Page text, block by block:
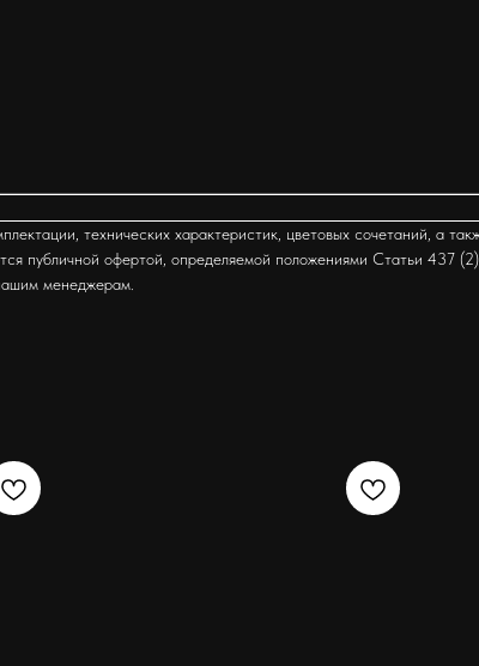
технических характеристик, цветовых сочетаний, а
публичной офертой, определяемой положениями Статьи 437
менеджерам.